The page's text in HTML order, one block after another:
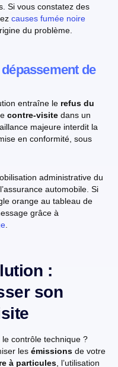
Si vous constatez des
causes fumée noire
du problème.
de
entraîne le refus du
contre-visite dans un
majeure interdit la
en conformité, sous
administrative du
automobile. Si
orange au tableau de
grâce à
:
son
le contrôle technique ?
les émissions de votre
à particules , l’utilisation